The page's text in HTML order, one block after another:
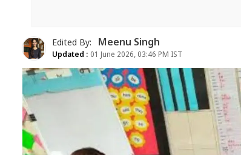
Edited By: Meenu Singh
Updated : 01 June 2026, 03:46 PM IST